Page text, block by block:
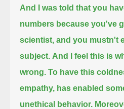
And I was told that you
numbers because you've
scientist, and you mustn't
subject. And I feel this is
wrong. To have this
empathy, has enabled
unethical behavior.